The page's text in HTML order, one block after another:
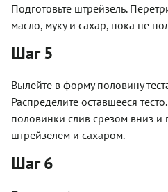
Подготовьте штрейзель.
масло, муку и сахар, пока не
Шаг 5
Вылейте в форму половину
Распределите оставшееся
половинки слив срезом вниз и
штрейзелем и сахаром.
Шаг 6